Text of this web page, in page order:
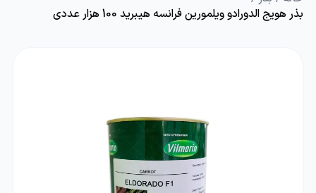
بذر هویج الدورادو ویلمورین فرانسه هیبرید 100 هزار عددی